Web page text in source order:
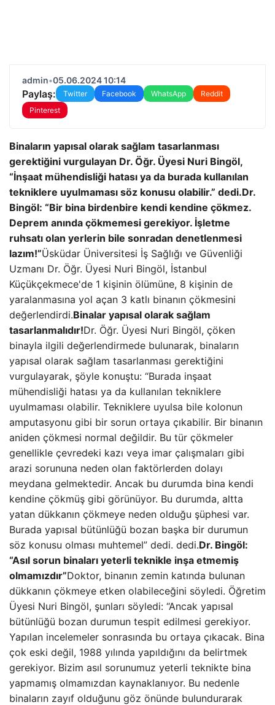
admin•05.06.2024 10:14
Paylaş: Twitter Facebook WhatsApp
Reddit
Pinterest
Binaların yapısal olarak sağlam tasarlanması
gerektiğini vurgulayan Dr. Öğr. Üyesi Nuri Bingöl,
“İnşaat mühendisliği hatası ya da burada kullanılan
tekniklere uyulmaması söz konusu olabilir.” dedi.Dr.
Bingöl: “Bir bina birdenbire kendi kendine çökmez.
Deprem anında çökmemesi gerekiyor. İşletme
ruhsatı olan yerlerin bile sonradan denetlenmesi
lazım!”Üsküdar Üniversitesi İş Sağlığı ve Güvenliği
Uzmanı Dr. Öğr. Üyesi Nuri Bingöl, İstanbul
Küçükçekmece'de 1 kişinin ölümüne, 8 kişinin de
yaralanmasına yol açan 3 katlı binanın çökmesini
değerlendirdi.Binalar yapısal olarak sağlam
tasarlanmalıdır!Dr. Öğr. Üyesi Nuri Bingöl, çöken
binayla ilgili değerlendirmede bulunarak, binaların
yapısal olarak sağlam tasarlanması gerektiğini
vurgulayarak, şöyle konuştu: “Burada inşaat
mühendisliği hatası ya da kullanılan tekniklere
uyulmaması olabilir. Tekniklere uyulsa bile kolonun
amputasyonu gibi bir sorun ortaya çıkabilir. Bir binanın
aniden çökmesi normal değildir. Bu tür çökmeler
genellikle çevredeki kazı veya imar çalışmaları gibi
arazi sorununa neden olan faktörlerden dolayı
meydana gelmektedir. Ancak bu durumda bina kendi
kendine çökmüş gibi görünüyor. Bu durumda, altta
yatan dükkanın çökmeye neden olduğu şüphesi var.
Burada yapısal bütünlüğü bozan başka bir durumun
söz konusu olması muhtemel” dedi. dedi.Dr. Bingöl:
“Asıl sorun binaları yeterli teknikle inşa etmemiş
olmamızdır”Doktor, binanın zemin katında bulunan
dükkanın çökmeye etken olabileceğini söyledi. Öğretim
Üyesi Nuri Bingöl, şunları söyledi: “Ancak yapısal
bütünlüğü bozan durumun tespit edilmesi gerekiyor.
Yapılan incelemeler sonrasında bu ortaya çıkacak. Bina
çok eski değil, 1988 yılında yapıldığını da belirtmek
gerekiyor. Bizim asıl sorunumuz yeterli teknikte bina
yapmamış olmamızdan kaynaklanıyor. Bu nedenle
binaların zayıf olduğunu göz önünde bulundurarak